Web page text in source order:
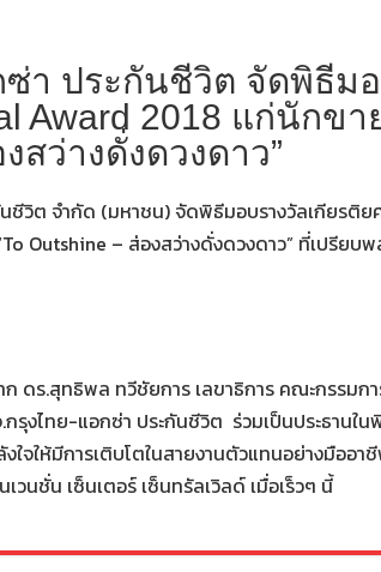
า ประกันชีวิต จัดพิธีม
Award 2018 แก่นักข
สว่างดั่งดวงดาว”
ชีวิต จำกัด (มหาชน) จัดพิธีมอบรางวัลเกียรติ
Outshine – ส่องสว่างดั่งดวงดาว” ที่เปรี
ดร.สุทธิพล ทวีชัยการ เลขาธิการ คณะกรรมก
กรุงไทย-แอกซ่า ประกันชีวิต ร่วมเป็นประธา
ใจให้มีการเติบโตในสายงานตัวแทนอย่างมือ
นชั่น เซ็นเตอร์ เซ็นทรัลเวิลด์ เมื่อเร็วๆ นี้